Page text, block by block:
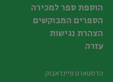
הוספת ספר למכירה
הספרים המבוקשים
הצהרת נגישות
עזרה
הדסטארט פיינדאבוק